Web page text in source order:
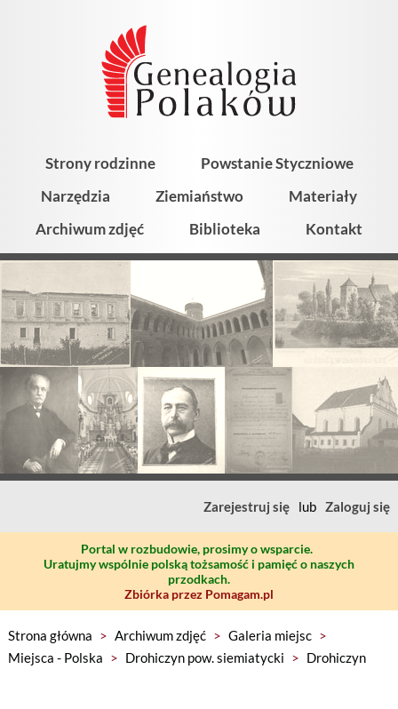
Strony rodzinne
Powstanie Styczniowe
Narzędzia
Ziemiaństwo
Materiały
Archiwum zdjęć
Biblioteka Kontakt
Zarejestruj się lub Zaloguj się
Portal w rozbudowie, prosimy o wsparcie.
Uratujmy wspólnie polską tożsamość i pamięć o naszych
przodkach.
Zbiórka przez Pomagam.pl
Strona główna > Archiwum zdjęć > Galeria miejsc >
Miejsca - Polska > Drohiczyn pow. siemiatycki > Drohiczyn